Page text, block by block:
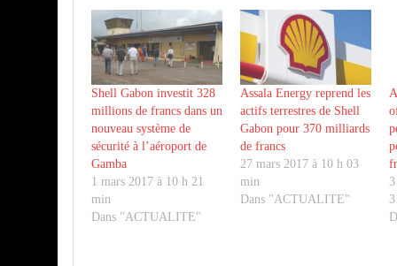
Shell Gabon investit 328
millions de francs dans un
nouveau système de
sécurité à l’aéroport de
Gamba
1 mars 2017 à 10 h 21
min
Dans "ACTUALITE"
Assala Energy reprend les
actifs terrestres de Shell
Gabon pour 370 milliards
de francs
27 mars 2017 à 10 h 03
min
Dans "ACTUALITE"